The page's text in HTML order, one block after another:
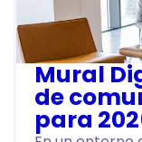
Mural
de
para